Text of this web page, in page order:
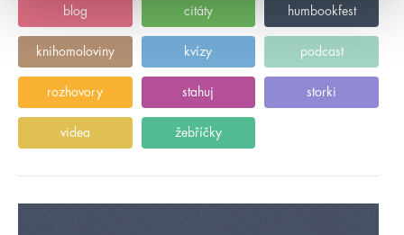
blog citáty humbookfest
knihomoloviny kvízy podcast
rozhovory stahuj storki
videa žebříčky